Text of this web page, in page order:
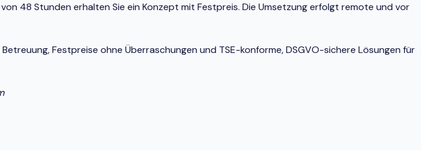
48 Stunden erhalten Sie ein Konzept mit Festpreis. Die Umsetzung erfolgt remote und vor
Festpreise ohne Überraschungen und TSE-konforme, DSGVO-sichere Lösungen für